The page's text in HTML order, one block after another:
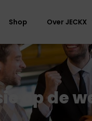
Shop Over JECKX
op de